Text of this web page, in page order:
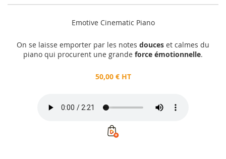
Emotive Cinematic Piano
On se laisse emporter par les notes douces et calmes du
piano qui procurent une grande force émotionnelle.
50,00 € HT